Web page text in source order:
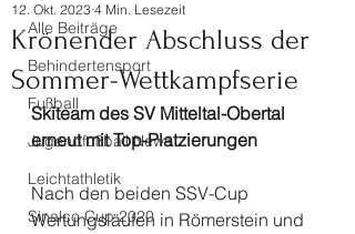
Alle Beiträge
Behindertensport
Fußball
Jugendfußball News
Leichtathletik
Sinalco Cup 2020
Krönender Abschluss der
Sommer-Wettkampfserie
12. Okt. 2023 4 Min. Lesezeit
Skiteam des SV Mitteltal-Obertal
erneut mit Top-Platzierungen
Nach den beiden SSV-Cup
Wertungsläufen in Römerstein und